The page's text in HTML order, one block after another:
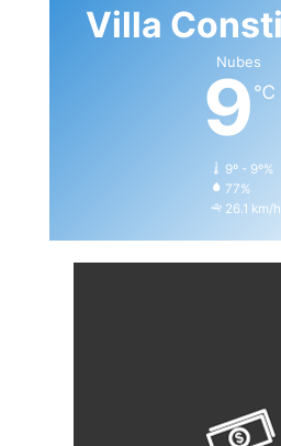
Villa
Nubes
9 ℃
9º - 9º%
77%
26.1 km/h